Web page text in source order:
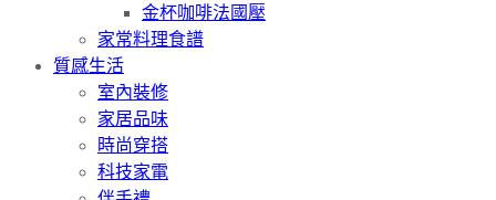
金杯咖啡法國壓
家常料理食譜
質感生活
室內裝修
家居品味
時尚穿搭
科技家電